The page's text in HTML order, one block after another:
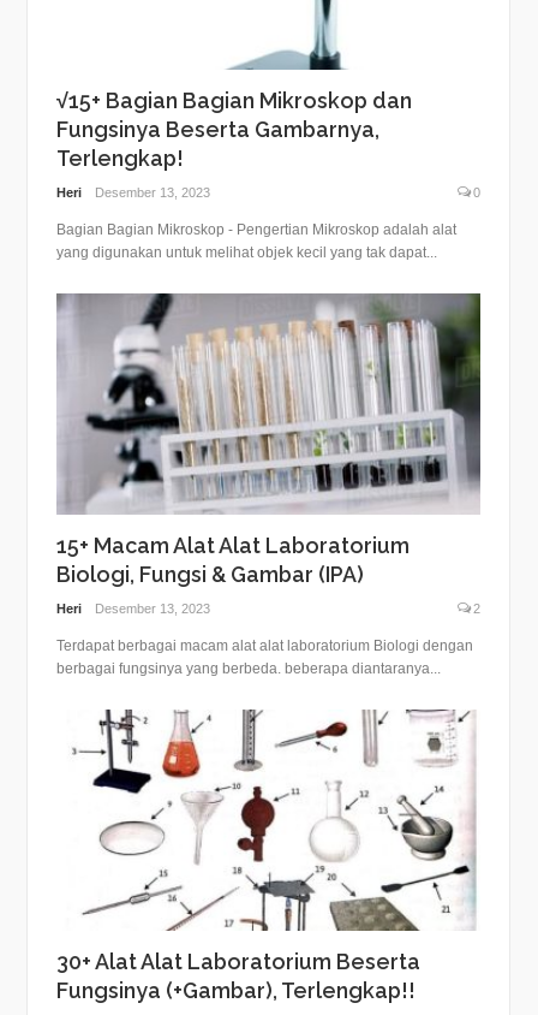
√15+ Bagian Bagian Mikroskop dan
Fungsinya Beserta Gambarnya,
Terlengkap!
Heri Desember 13, 2023 0
Bagian Bagian Mikroskop - Pengertian Mikroskop adalah alat
yang digunakan untuk melihat objek kecil yang tak dapat...
15+ Macam Alat Alat Laboratorium
Biologi, Fungsi & Gambar (IPA)
Heri Desember 13, 2023 2
Terdapat berbagai macam alat alat laboratorium Biologi dengan
berbagai fungsinya yang berbeda. beberapa diantaranya...
30+ Alat Alat Laboratorium Beserta
Fungsinya (+Gambar), Terlengkap!!